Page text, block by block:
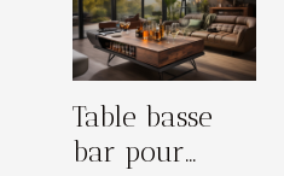
Table basse
bar pour